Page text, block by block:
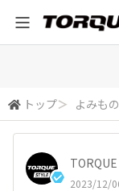
トップ＞ よみもの
2023/12/